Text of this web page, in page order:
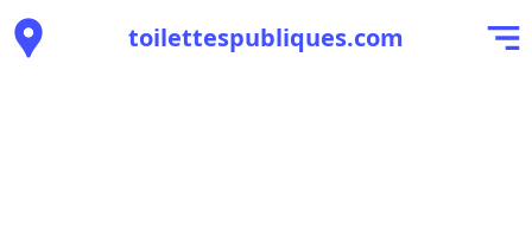
toilettespubliques.com